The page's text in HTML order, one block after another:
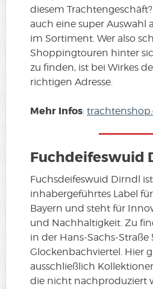
diesem
auch eine super Auswahl
im Sortiment. Wer also
Shoppingtouren hinter
zu finden, ist bei Wirkes
richtigen Adresse.
Mehr Infos:
Fuchdeifeswuid
Fuchsdeifeswuid Dirndl
inhabergeführtes Label
Bayern und steht für
und Nachhaltigkeit. Zu
in der Hans-Sachs-Straße
Glockenbachviertel. Hier
ausschließlich
die nicht nachproduziert